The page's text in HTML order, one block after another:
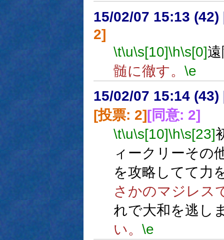
15/02/07 15:13 (42)
2]
\t\u\s[10]\h\s[0]
髄に徹す。 \e
15/02/07 15:14 (43)
[投票: 2][同意: 2]
\t\u\s[10]\h\s[23]
ィークリーその
を攻略してて力
さかのマジレス
れで大和を逃し
い。 \e